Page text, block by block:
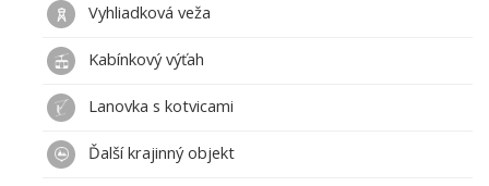
Vyhliadková veža
Kabínkový výťah
Lanovka s kotvicami
Ďalší krajinný objekt